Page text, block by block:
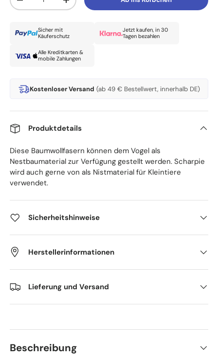
Menge verringernMenge erhöhen
Sicher mit
Käuferschutz
Jetzt kaufen, in 30
Tagen bezahlen
Alle Kreditkarten &
mobile Zahlungen
Kostenloser Versand (ab 49 € Bestellwert, innerhalb DE)
Produktdetails
Diese Baumwollfasern können dem Vogel als
Nestbaumaterial zur Verfügung gestellt werden. Scharpie
wird auch gerne von als Nistmaterial für Kleintiere
verwendet.
Sicherheitshinweise
Herstellerinformationen
Lieferung und Versand
Beschreibung